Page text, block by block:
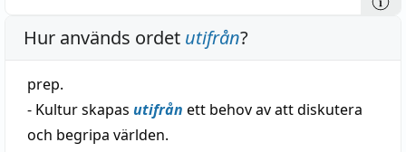
Hur används ordet utifrån?
prep.
- Kultur skapas utifrån ett behov av att diskutera
och begripa världen.